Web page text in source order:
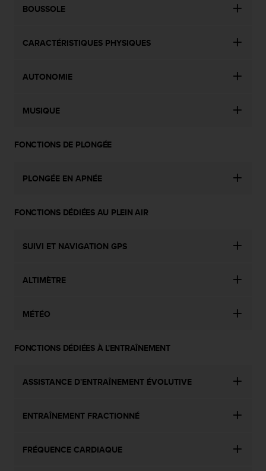
BOUSSOLE
CARACTÉRISTIQUES PHYSIQUES
AUTONOMIE
MUSIQUE
FONCTIONS DE PLONGÉE
PLONGÉE EN APNÉE
FONCTIONS DÉDIÉES AU PLEIN AIR
SUIVI ET NAVIGATION GPS
ALTIMÈTRE
MÉTÉO
FONCTIONS DÉDIÉES À L'ENTRAÎNEMENT
ASSISTANCE D'ENTRAÎNEMENT ÉVOLUTIVE
ENTRAÎNEMENT FRACTIONNÉ
FRÉQUENCE CARDIAQUE